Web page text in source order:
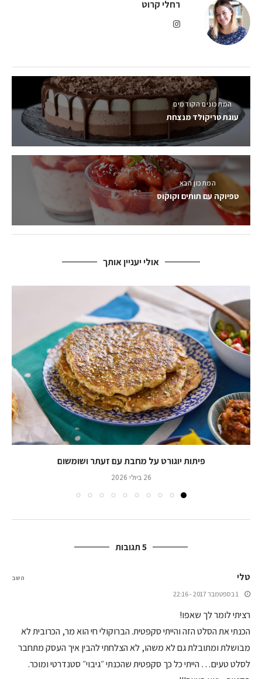
רחלי קרוט
המתכונים הקודמים
עוגת טריקולד מנצחת
המתכון הבא
טפיוקה עם תותים וקוקוס
אולי יעניין אותך
פיתות יוגורט על מחבת עם זעתר ושומשום
26 ביולי 2026
5 תגובות
טלי
1 בספטמבר 2017 - 22:16
רציתי לומר לך שאפו!
הכנתי את הסלט הזה והייתי סקפטית. הברוקולי חי הוא מר, הכרובית לא
מבושלת ומתובלת גם לא משהו, לא הצלחתי להבין איך העסק מתחבר
לסלט טעים… הייתי כל כך סקפטית שהכנתי ״גיבוי״ סטנדרטי ומוכר.
השב